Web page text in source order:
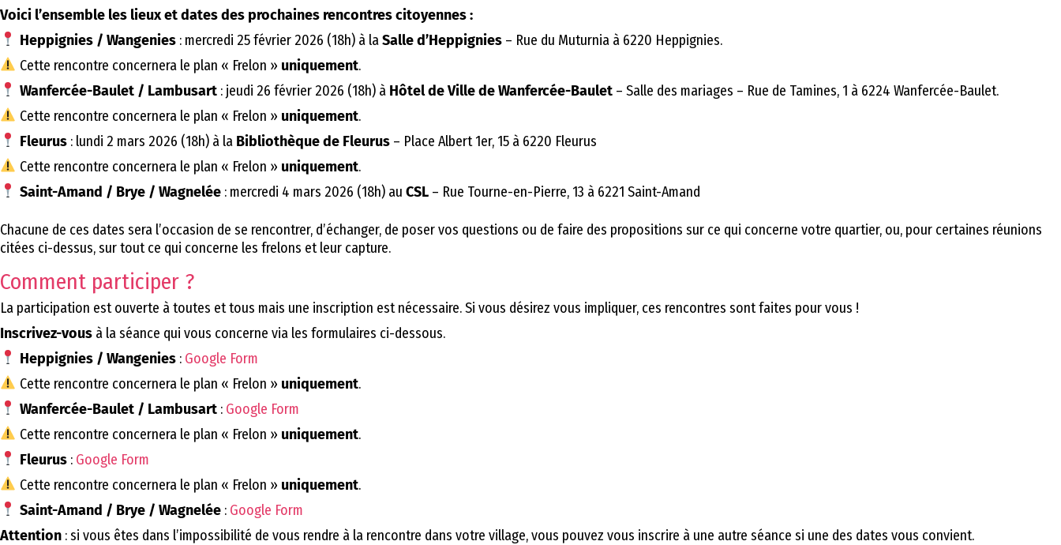
Voici l’ensemble les lieux et dates des prochaines rencontres citoyennes :
Heppignies / Wangenies: mercredi 25 février 2026 (18h) à laSalle d’Heppignies– Rue du Muturnia à 6220 Heppignies.
Cette rencontre concernera le plan « Frelon » uniquement.
Wanfercée-Baulet / Lambusart: jeudi 26 février 2026 (18h) à Hôtel de Ville de Wanfercée-Baulet– Salle des mariages – Rue de Tamines, 1 à 6224 Wanfercée-Baulet.
Cette rencontre concernera le plan « Frelon » uniquement.
Fleurus : lundi 2 mars 2026 (18h) à la Bibliothèque de Fleurus– Place Albert 1er, 15 à 6220 Fleurus
Cette rencontre concernera le plan « Frelon » uniquement.
Saint-Amand / Brye / Wagnelée : mercredi 4 mars 2026 (18h) au CSL– Rue Tourne-en-Pierre, 13 à 6221 Saint-Amand
Chacune de ces dates sera l’occasion de se rencontrer, d’échanger, de poser vos questions ou de faire des propositions sur ce qui concerne votre quartier, ou, pour certaines réunions
citées ci-dessus, sur tout ce qui concerne les frelons et leur capture.
Comment participer ?
La participation est ouverte à toutes et tous mais une inscription est nécessaire. Si vous désirez vous impliquer, ces rencontres sont faites pour vous !
Inscrivez-vous à la séance qui vous concerne via les formulaires ci-dessous.
Heppignies / Wangenies: Google Form
Cette rencontre concernera le plan « Frelon » uniquement.
Wanfercée-Baulet / Lambusart: Google Form
Cette rencontre concernera le plan « Frelon » uniquement.
Fleurus : Google Form
Cette rencontre concernera le plan « Frelon » uniquement.
Saint-Amand / Brye / Wagnelée : Google Form
Attention : si vous êtes dans l’impossibilité de vous rendre à la rencontre dans votre village, vous pouvez vous inscrire à une autre séance si une des dates vous convient.